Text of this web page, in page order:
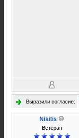
Выразили согласие:
Nikitis
Ветеран